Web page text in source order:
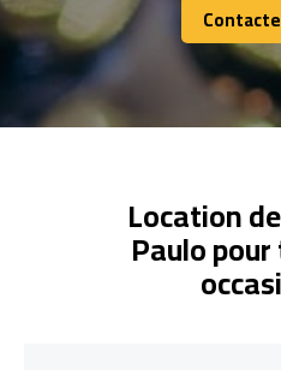
Location
Paulo